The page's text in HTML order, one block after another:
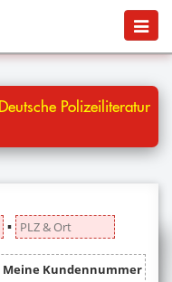
Menü
Polizeiliteratur
▪